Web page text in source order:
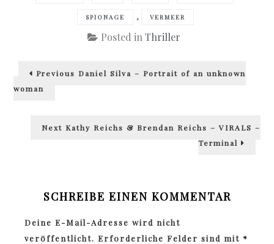
SPIONAGE , VERMEER
Posted in Thriller
Beitragsnavigation
Previous Previous
Daniel Silva – Portrait of an unknown
woman
Next Next
post:
Kathy Reichs & Brendan Reichs – VIRALS –
Terminal
SCHREIBE EINEN KOMMENTAR
Deine E-Mail-Adresse wird nicht
veröffentlicht. Erforderliche Felder sind mit *